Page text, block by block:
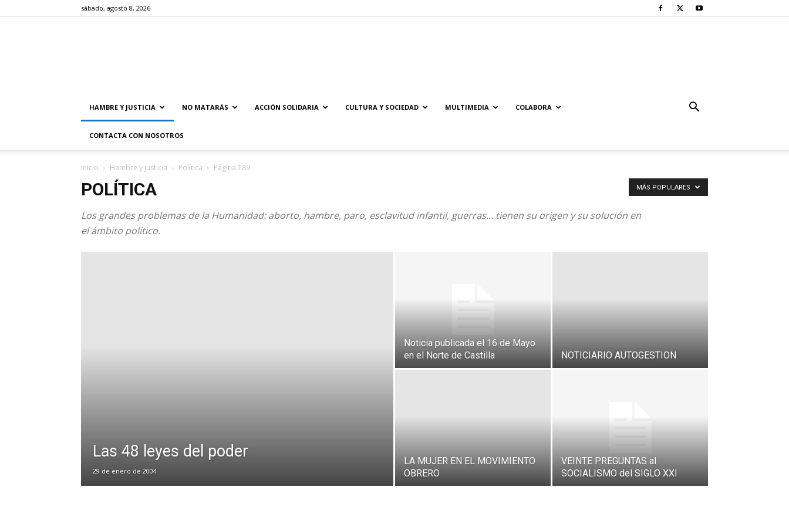
sábado, agosto 8, 2026
HAMBRE Y JUSTICIA NO MATARÁS ACCIÓN SOLIDARIA CULTURA Y SOCIEDAD MULTIMEDIA COLABORA
CONTACTA CON NOSOTROS
Inicio Hambre y justicia Política Página 189
POLÍTICA
Los grandes problemas de la Humanidad: aborto, hambre, paro, esclavitud infantil, guerras… tienen su origen y su solución en
el ámbito político.
MÁS POPULARES
Las 48 leyes del poder
29 de enero de 2004
Noticia publicada el 16 de Mayo
en el Norte de Castilla
NOTICIARIO AUTOGESTION
LA MUJER EN EL MOVIMIENTO
OBRERO
VEINTE PREGUNTAS al
SOCIALISMO del SIGLO XXI